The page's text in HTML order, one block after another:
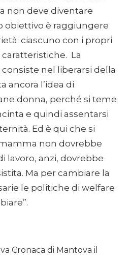
non deve diventare
obiettivo è raggiungere
ciascuno con i propri
La
nel liberarsi della
ancora l’idea di
donna, perché si teme
e quindi assentarsi
Ed è qui che si
non dovrebbe
lavoro, anzi, dovrebbe
Ma per cambiare la
le politiche di welfare
Cronaca di Mantova il